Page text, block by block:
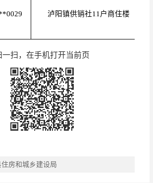
泸阳镇供销社11户商住楼
一扫，在手机打开当前页
房和城乡建设局